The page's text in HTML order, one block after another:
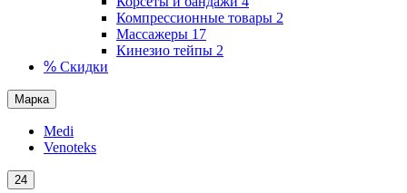
Компрессионные товары 2
Массажеры 17
Кинезио тейпы 2
% Скидки
Марка
Medi
Venoteks
24